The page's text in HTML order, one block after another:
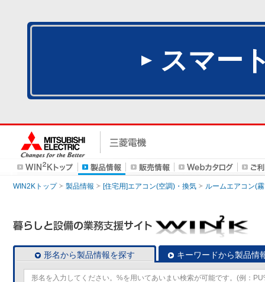
スマー
WIN2Kトップ 製品情報 [住宅用]エアコン(空調)・換気 ルームエアコン(
形名から製品情報を探す キーワードから製品情